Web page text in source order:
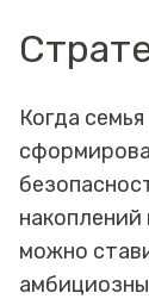
Когда
можно